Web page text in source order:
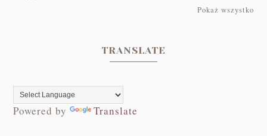
Pokaż wszystko
TRANSLATE
Powered by Translate